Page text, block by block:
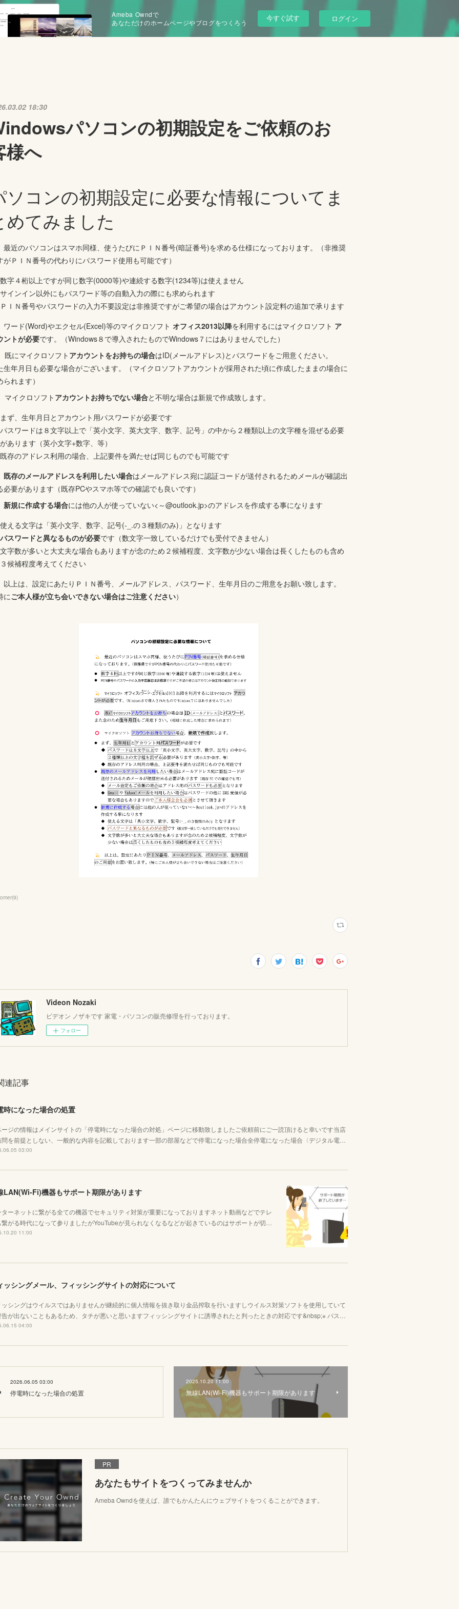
Ameba Owndで
あなただけのホームページやブログをつくろう
今すぐ試す ログイン
18:30
パソコンの初期設定をご依頼のお
様へ
ソコンの初期設定に必要な情報についてま
めてみました
近のパソコンはスマホ同様、使うたびにＰＩＮ番号(暗証番号)を求める仕様になっております。（非推奨
がＰＩＮ番号の代わりにパスワード使用も可能です）
数字４桁以上ですが同じ数字(0000等)や連続する数字(1234等)は使えません
サインイン以外にもパスワード等の自動入力の際にも求められます
ＰＩＮ番号やパスワードの入力不要設定は非推奨ですがご希望の場合はアカウント設定料の追加で承ります
ード(Word)やエクセル(Excel)等のマイクロソフト オフィス2013以降を利用するにはマイクロソフト ア
ントが必要です。（Windows８で導入されたものでWindows７にはありませんでした）
にマイクロソフト アカウントをお持ちの場合はID(メールアドレス)とパスワードをご用意ください。
生年月日も必要な場合がございます。（マイクロソフトアカウントが採用された頃に作成したままの場合に
られます）
イクロソフト アカウントお持ちでない場合と不明な場合は新規で作成致します。
まず、生年月日とアカウント用パスワードが必要です
パスワードは８文字以上で「英小文字、英大文字、数字、記号」の中から２種類以上の文字種を混ぜる必要
があります（英小文字+数字、等）
既存のアドレス利用の場合、上記要件を満たせば同じものでも可能です
既存のメールアドレスを利用したい場合はメールアドレス宛に認証コードが送付されるためメールが確認出
必要があります（既存PCやスマホ等での確認でも良いです）
新規に作成する場合には他の人が使っていない<～@outlook.jp>のアドレスを作成する事になります
使える文字は「英小文字、数字、記号(-_.の３種類のみ)」となります
パスワードと異なるものが必要です（数文字一致しているだけでも受付できません）
文字数が多いと大丈夫な場合もありますが念のため２候補程度、文字数が少ない場合は長くしたものも含め
３候補程度考えてください
上は、設定にあたりＰＩＮ番号、メールアドレス、パスワード、生年月日のご用意をお願い致します。
にご本人様が立ち会いできない場合はご注意ください）
(9)
Videon Nozaki
ビデオン ノザキです 家電・パソコンの販売修理を行っております。
フォロー
連記事
時になった場合の処置
ージの情報はメインサイトの「停電時になった場合の対処」ページに移動致しましたご依頼前にご一読頂けると幸いです当店
を前提としない、一般的な内容を記載しております一部の部屋などで停電になった場合全停電になった場合〈デジタル電…
03:00
LAN(Wi-Fi)機器もサポート期限があります
ーネットに繋がる全ての機器でセキュリティ対策が重要になっておりますネット動画などでテレ
がる時代になって参りましたがYouTubeが見られなくなるなどが起きているのはサポートが切…
11:00
ッシングメール、フィッシングサイトの対応について
シングはウイルスではありませんが継続的に個人情報を抜き取り金品搾取を行いますしウイルス対策ソフトを使用していて
が出ないこともあるため、タチが悪いと思いますフィッシングサイトに誘導されたと判ったときの対応です&nbsp;※ パス…
04:00
2026.06.05 03:00
停電時になった場合の処置
2025.10.20 11:00
無線LAN(Wi-Fi)機器もサポート期限があります
PR
あなたもサイトをつくってみませんか
Ameba Owndを使えば、誰でもかんたんにウェブサイトをつくることができます。